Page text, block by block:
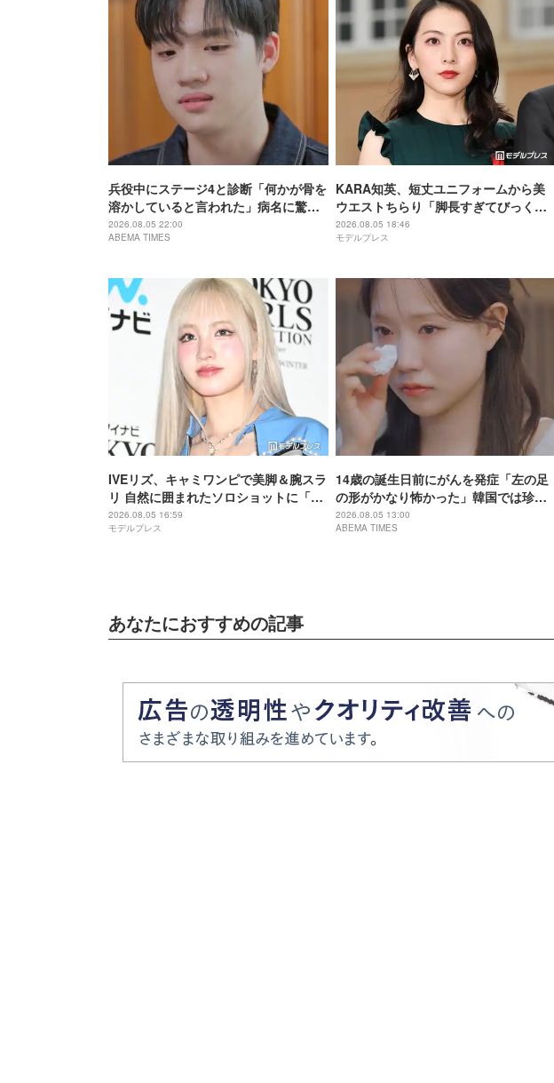
兵役中にステージ4と診断「何かが骨を
溶かしていると言われた」病名に驚
き…両親にも言えぬ日々「家計が苦し
いなかで…」
2026.08.05 22:00
ABEMA TIMES
KARA知英、短丈ユニフォームから美
ウエストちらり「脚長すぎてびっく
り」「圧巻のスタイル」と反響
2026.08.05 18:46
モデルプレス
IVEリズ、キャミワンピで美脚＆腕スラ
リ 自然に囲まれたソロショットに「森
の中の妖精みたい」「絵になるとはこ
のこと」と反響
2026.08.05 16:59
モデルプレス
14歳の誕生日前にがんを発症「左の足
の形がかなり怖かった」韓国では珍し
いがんを患い…「骨をかなり削りまし
た」
2026.08.05 13:00
ABEMA TIMES
あなたにおすすめの記事